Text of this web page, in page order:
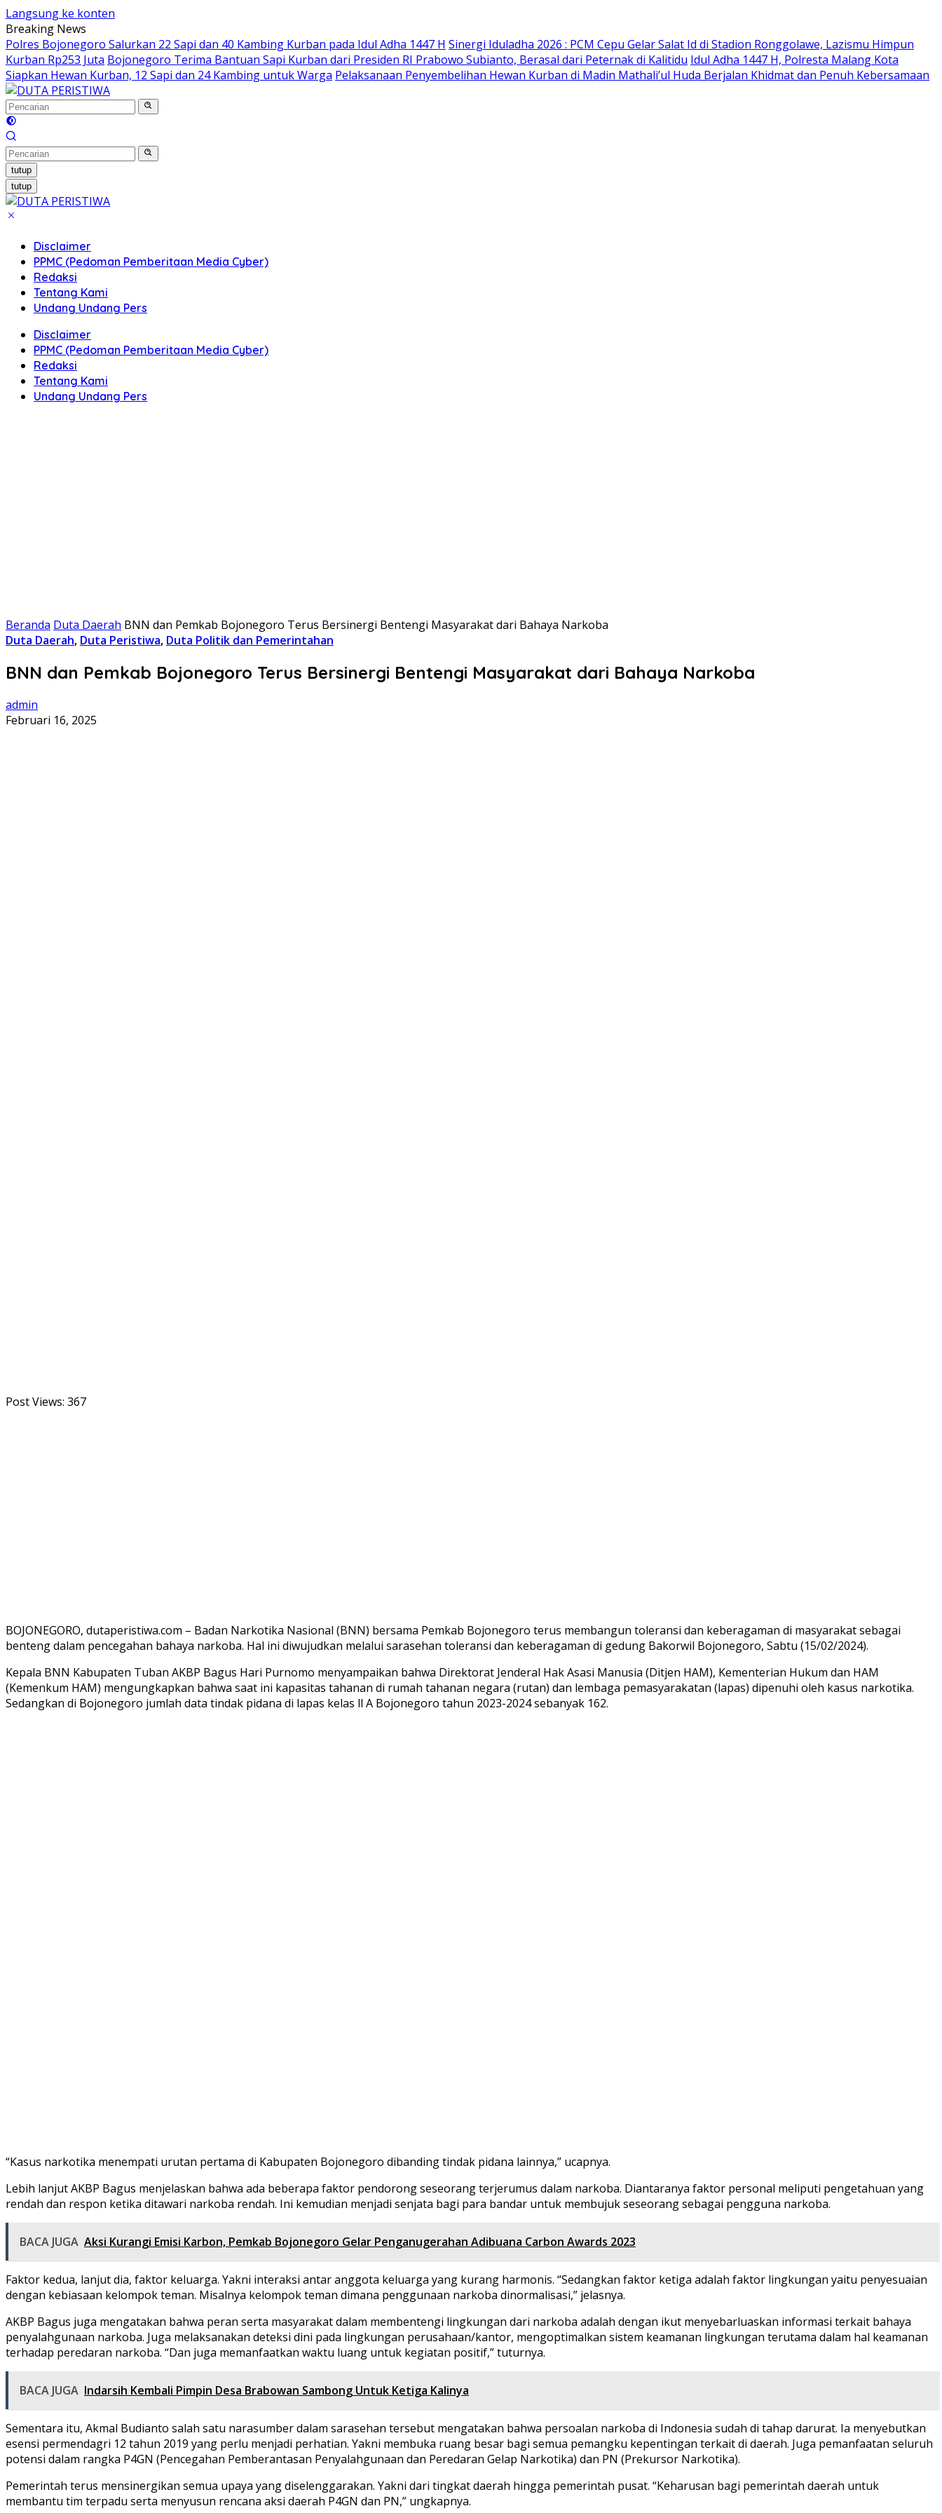
Langsung ke konten
Breaking News
Polres Bojonegoro Salurkan 22 Sapi dan 40 Kambing Kurban pada Idul Adha 1447 H Sinergi Iduladha 2026 : PCM Cepu Gelar Salat Id di Stadion Ronggolawe, Lazismu Himpun
Kurban Rp253 Juta Bojonegoro Terima Bantuan Sapi Kurban dari Presiden RI Prabowo Subianto, Berasal dari Peternak di Kalitidu Idul Adha 1447 H, Polresta Malang Kota
Siapkan Hewan Kurban, 12 Sapi dan 24 Kambing untuk Warga Pelaksanaan Penyembelihan Hewan Kurban di Madin Mathali’ul Huda Berjalan Khidmat dan Penuh Kebersamaan
tutup
tutup
Disclaimer
PPMC (Pedoman Pemberitaan Media Cyber)
Redaksi
Tentang Kami
Undang Undang Pers
Disclaimer
PPMC (Pedoman Pemberitaan Media Cyber)
Redaksi
Tentang Kami
Undang Undang Pers
Beranda Duta Daerah BNN dan Pemkab Bojonegoro Terus Bersinergi Bentengi Masyarakat dari Bahaya Narkoba
Duta Daerah, Duta Peristiwa, Duta Politik dan Pemerintahan
BNN dan Pemkab Bojonegoro Terus Bersinergi Bentengi Masyarakat dari Bahaya Narkoba
admin
Februari 16, 2025
Post Views: 367
BOJONEGORO, dutaperistiwa.com – Badan Narkotika Nasional (BNN) bersama Pemkab Bojonegoro terus membangun toleransi dan keberagaman di masyarakat sebagai
benteng dalam pencegahan bahaya narkoba. Hal ini diwujudkan melalui sarasehan toleransi dan keberagaman di gedung Bakorwil Bojonegoro, Sabtu (15/02/2024).
Kepala BNN Kabupaten Tuban AKBP Bagus Hari Purnomo menyampaikan bahwa Direktorat Jenderal Hak Asasi Manusia (Ditjen HAM), Kementerian Hukum dan HAM
(Kemenkum HAM) mengungkapkan bahwa saat ini kapasitas tahanan di rumah tahanan negara (rutan) dan lembaga pemasyarakatan (lapas) dipenuhi oleh kasus narkotika.
Sedangkan di Bojonegoro jumlah data tindak pidana di lapas kelas ll A Bojonegoro tahun 2023-2024 sebanyak 162.
“Kasus narkotika menempati urutan pertama di Kabupaten Bojonegoro dibanding tindak pidana lainnya,” ucapnya.
Lebih lanjut AKBP Bagus menjelaskan bahwa ada beberapa faktor pendorong seseorang terjerumus dalam narkoba. Diantaranya faktor personal meliputi pengetahuan yang
rendah dan respon ketika ditawari narkoba rendah. Ini kemudian menjadi senjata bagi para bandar untuk membujuk seseorang sebagai pengguna narkoba.
BACA JUGA Aksi Kurangi Emisi Karbon, Pemkab Bojonegoro Gelar Penganugerahan Adibuana Carbon Awards 2023
Faktor kedua, lanjut dia, faktor keluarga. Yakni interaksi antar anggota keluarga yang kurang harmonis. “Sedangkan faktor ketiga adalah faktor lingkungan yaitu penyesuaian
dengan kebiasaan kelompok teman. Misalnya kelompok teman dimana penggunaan narkoba dinormalisasi,” jelasnya.
AKBP Bagus juga mengatakan bahwa peran serta masyarakat dalam membentengi lingkungan dari narkoba adalah dengan ikut menyebarluaskan informasi terkait bahaya
penyalahgunaan narkoba. Juga melaksanakan deteksi dini pada lingkungan perusahaan/kantor, mengoptimalkan sistem keamanan lingkungan terutama dalam hal keamanan
terhadap peredaran narkoba. “Dan juga memanfaatkan waktu luang untuk kegiatan positif,” tuturnya.
BACA JUGA Indarsih Kembali Pimpin Desa Brabowan Sambong Untuk Ketiga Kalinya
Sementara itu, Akmal Budianto salah satu narasumber dalam sarasehan tersebut mengatakan bahwa persoalan narkoba di Indonesia sudah di tahap darurat. Ia menyebutkan
esensi permendagri 12 tahun 2019 yang perlu menjadi perhatian. Yakni membuka ruang besar bagi semua pemangku kepentingan terkait di daerah. Juga pemanfaatan seluruh
potensi dalam rangka P4GN (Pencegahan Pemberantasan Penyalahgunaan dan Peredaran Gelap Narkotika) dan PN (Prekursor Narkotika).
Pemerintah terus mensinergikan semua upaya yang diselenggarakan. Yakni dari tingkat daerah hingga pemerintah pusat. “Keharusan bagi pemerintah daerah untuk
membantu tim terpadu serta menyusun rencana aksi daerah P4GN dan PN,” ungkapnya.